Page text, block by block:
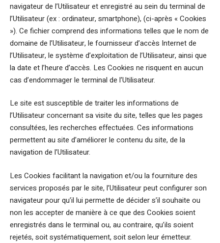
navigateur de l’Utilisateur et enregistré au sein du terminal de
l’Utilisateur (ex : ordinateur, smartphone), (ci-après « Cookies
»). Ce fichier comprend des informations telles que le nom de
domaine de l’Utilisateur, le fournisseur d’accès Internet de
l’Utilisateur, le système d’exploitation de l’Utilisateur, ainsi que
la date et l’heure d’accès. Les Cookies ne risquent en aucun
cas d’endommager le terminal de l’Utilisateur.
Le site est susceptible de traiter les informations de
l’Utilisateur concernant sa visite du site, telles que les pages
consultées, les recherches effectuées. Ces informations
permettent au site d’améliorer le contenu du site, de la
navigation de l’Utilisateur.
Les Cookies facilitant la navigation et/ou la fourniture des
services proposés par le site, l’Utilisateur peut configurer son
navigateur pour qu’il lui permette de décider s’il souhaite ou
non les accepter de manière à ce que des Cookies soient
enregistrés dans le terminal ou, au contraire, qu’ils soient
rejetés, soit systématiquement, soit selon leur émetteur.